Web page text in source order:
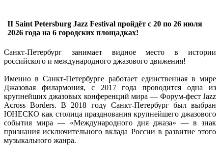
II Saint Petersburg Jazz Festival пройдёт с 20 по 26 июля
2026 года на 6 городских площадках!
Санкт-Петербург занимает видное место в истории
российского и международного джазового движения!
Именно в Санкт-Петербурге работает единственная в мире
Джазовая филармония, с 2017 года проводится одна из
крупнейших джазовых конференций мира — Форум-фест Jazz
Across Borders. В 2018 году Санкт-Петербург был выбран
ЮНЕСКО как столица празднования крупнейшего джазового
события мира — «Международного дня джаза» — в знак
признания исключительного вклада России в развитие этого
музыкального жанра.